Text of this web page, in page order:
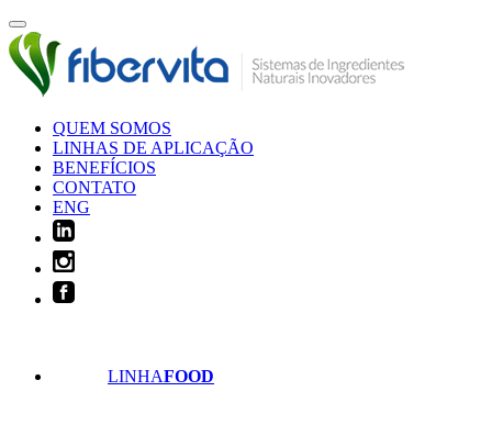
QUEM SOMOS
LINHAS DE APLICAÇÃO
BENEFÍCIOS
CONTATO
ENG
LINHAFOOD